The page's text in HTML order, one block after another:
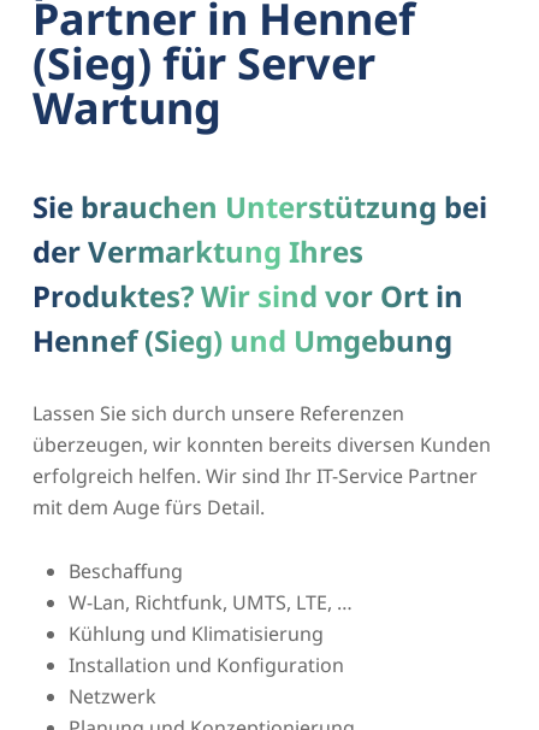
Partner in Hennef
(Sieg) für Server
Wartung
Sie brauchen Unterstützung bei
der Vermarktung Ihres
Produktes? Wir sind vor Ort in
Hennef (Sieg) und Umgebung
Lassen Sie sich durch unsere Referenzen
überzeugen, wir konnten bereits diversen Kunden
erfolgreich helfen. Wir sind Ihr IT-Service Partner
mit dem Auge fürs Detail.
Beschaffung
W-Lan, Richtfunk, UMTS, LTE, …
Kühlung und Klimatisierung
Installation und Konfiguration
Netzwerk